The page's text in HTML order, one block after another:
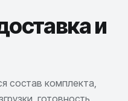
и
состав комплекта,
готовность